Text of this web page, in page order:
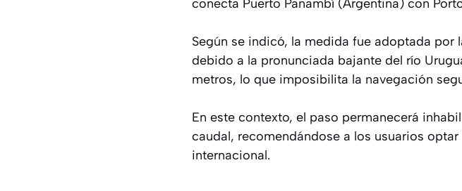
conecta Puerto Panambí (Argentina) con
Según se indicó, la medida fue adoptada por
debido a la pronunciada bajante del río
metros, lo que imposibilita la navegación
En este contexto, el paso permanecerá
caudal, recomendándose a los usuarios
internacional.